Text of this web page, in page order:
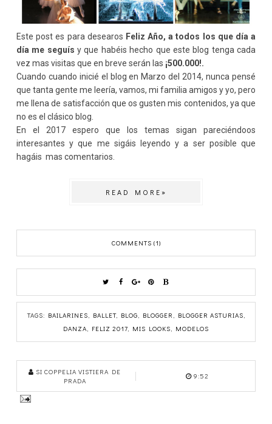
Este post es para desearos Feliz Año, a todos los que día a
día me seguís y que habéis hecho que este blog tenga cada
vez mas visitas que en breve serán las ¡500.000!.
Cuando cuando inicié el blog en Marzo del 2014, nunca pensé
que tanta gente me leería, vamos, mi familia amigos y yo, pero
me llena de satisfacción que os gusten mis contenidos, ya que
no es el clásico blog.
En el 2017 espero que los temas sigan pareciéndoos
interesantes y que me sigáis leyendo y a ser posible que
hagáis mas comentarios.
READ MORE»
COMMENTS (1)
TAGS: BAILARINES, BALLET, BLOG, BLOGGER , BLOGGER ASTURIAS,
DANZA, FELIZ 2017, MIS LOOKS, MODELOS
SI COPPELIA VISTIERA DE
PRADA
9:52